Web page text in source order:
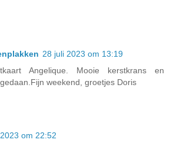
28 juli 2023 om 13:19
Angelique. Mooie kerstkrans en
weekend, groetjes Doris
om 22:52